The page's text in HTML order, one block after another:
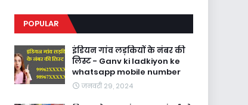
POPULAR
इंडियन गांव लड़कियों के नंबर की
लिस्ट - Ganv ki ladkiyon ke
whatsapp mobile number
जनवरी 29, 2024